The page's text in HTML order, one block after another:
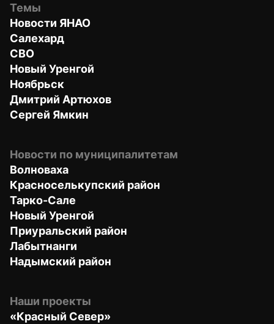
Темы
Новости ЯНАО
Салехард
СВО
Новый Уренгой
Ноябрьск
Дмитрий Артюхов
Сергей Ямкин
Новости по муниципалитетам
Волноваха
Красноселькупский район
Тарко-Сале
Новый Уренгой
Приуральский район
Лабытнанги
Надымский район
Наши проекты
«Красный Север»